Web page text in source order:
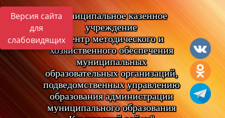
Версия сайта
для
слабовидящих
Муниципальное казенное
учреждение
"Центр методического и
хозяйственного обеспечения
муниципальных
образовательных организаций,
подведомственных управлению
образования администрации
муниципального образования